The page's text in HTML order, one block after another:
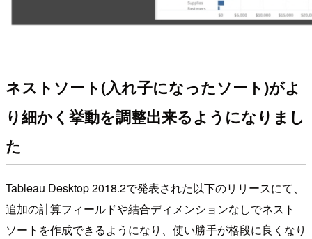
ネストソート(入れ子になったソート)がよ
り細かく挙動を調整出来るようになりまし
た
Tableau Desktop 2018.2で発表された以下のリリースにて、
追加の計算フィールドや結合ディメンションなしでネスト
ソートを作成できるようになり、使い勝手が格段に良くなり